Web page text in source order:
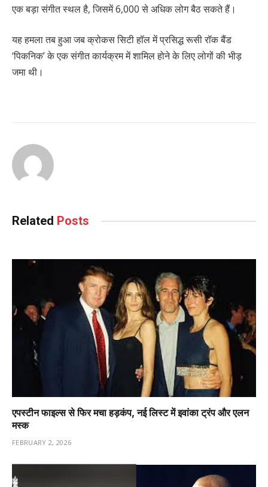
एक बड़ा संगीत स्थल है, जिसमें 6,000 से अधिक लोग बैठ सकते हैं।
यह हमला तब हुआ जब क्रोकस सिटी हॉल में प्रसिद्ध रूसी रॉक बैंड
‘पिकनिक’ के एक संगीत कार्यक्रम में शामिल होने के लिए लोगों की भीड़
जमा थी।
Related Posts
एपस्टीन फाइल्स से फिर मचा हड़कंप, नई लिस्ट में इवांका ट्रंप और एलन
मस्क
FEBRUARY 2, 2026